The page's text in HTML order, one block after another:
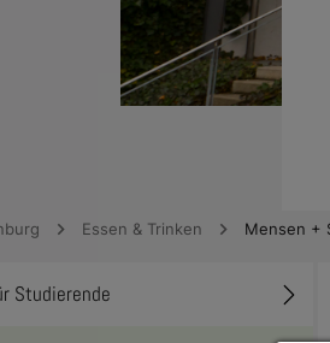
Essen & Trinken Mensen +
Studierende
Toggle